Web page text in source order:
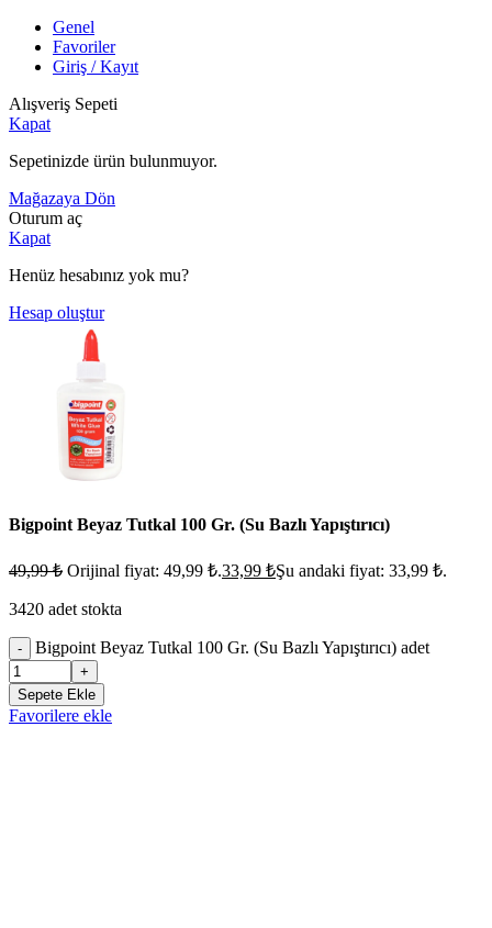
Genel
Favoriler
Giriş / Kayıt
Alışveriş Sepeti
Kapat
Sepetinizde ürün bulunmuyor.
Mağazaya Dön
Oturum aç
Kapat
Henüz hesabınız yok mu?
Hesap oluştur
Bigpoint Beyaz Tutkal 100 Gr. (Su Bazlı Yapıştırıcı)
49,99₺ Orijinal fiyat: 49,99 ₺.33,99 ₺Şu andaki fiyat: 33,99 ₺.
3420 adet stokta
- Bigpoint Beyaz Tutkal 100 Gr. (Su Bazlı Yapıştırıcı) adet
+
Sepete Ekle
Favorilere ekle